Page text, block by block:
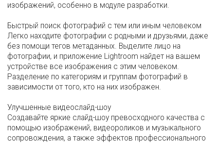
изображений, особенно в модуле разработки.
Быстрый поиск фотографий с тем или иным человеком
Легко находите фотографии с родными и друзьями, даже
без помощи тегов метаданных. Выделите лицо на
фотографии, и приложение Lightroom найдет на вашем
устройстве все изображения с этим человеком.
Разделение по категориям и группам фотографий в
зависимости от того, кто на них изображен.
Улучшенные видеослайд-шоу
Создавайте яркие слайд-шоу превосходного качества с
помощью изображений, видеороликов и музыкального
сопровождения, а также эффектов профессионального